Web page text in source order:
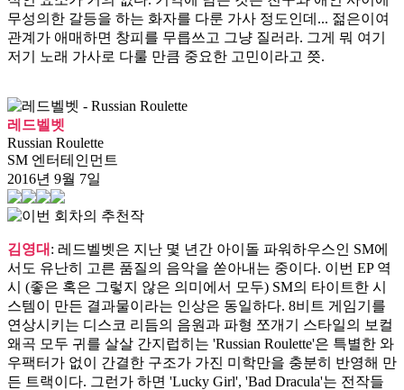
무성의한 갈등을 하는 화자를 다룬 가사 정도인데... 젊은이여
관계가 애매하면 창피를 무릅쓰고 그냥 질러라. 그게 뭐 여기
저기 노래 가사로 다룰 만큼 중요한 고민이라고 쯧.
레드벨벳
Russian Roulette
SM 엔터테인먼트
2016년 9월 7일
김영대 : 레드벨벳은 지난 몇 년간 아이돌 파워하우스인 SM에
서도 유난히 고른 품질의 음악을 쏟아내는 중이다. 이번 EP 역
시 (좋은 혹은 그렇지 않은 의미에서 모두) SM의 타이트한 시
스템이 만든 결과물이라는 인상은 동일하다. 8비트 게임기를
연상시키는 디스코 리듬의 음원과 파형 쪼개기 스타일의 보컬
왜곡 모두 귀를 살살 간지럽히는 'Russian Roulette'은 특별한 와
우팩터가 없이 간결한 구조가 가진 미학만을 충분히 반영해 만
든 트랙이다. 그런가 하면 'Lucky Girl', 'Bad Dracula'는 전작들